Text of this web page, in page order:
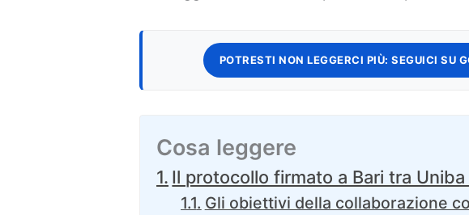
POTRESTI NON LEGGERCI PIÙ: SEGUICI SU
Cosa leggere
Il protocollo firmato a Bari tra Uniba
Gli obiettivi della collaborazione